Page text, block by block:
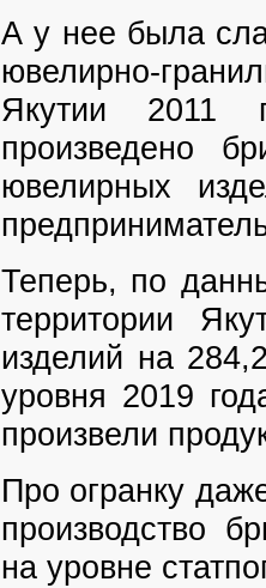
А у нее была
ювелирно-
Якутии 2011
произведено
ювелирных
Теперь, по
территории
изделий на
уровня 2019
произвели
Про огранку
производство
на уровне